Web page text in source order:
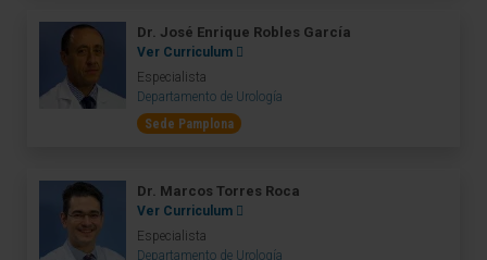
Dr. José Enrique Robles García
Ver Curriculum
Especialista
Departamento de Urología
Sede Pamplona
Dr. Marcos Torres Roca
Ver Curriculum
Especialista
Departamento de Urología